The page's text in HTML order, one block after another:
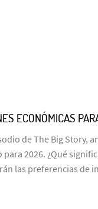
ECONÓMICAS
de The Big Story,
para 2026. ¿Qué
las preferencias de